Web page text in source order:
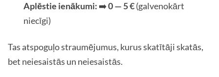
Aplēstie ienākumi: ➡️0 — 5 €(galvenokārt
niecīgi)
Tas atspoguļo straumējumus, kurus skatītāji skatās,
bet neiesaistās un neiesaistās.